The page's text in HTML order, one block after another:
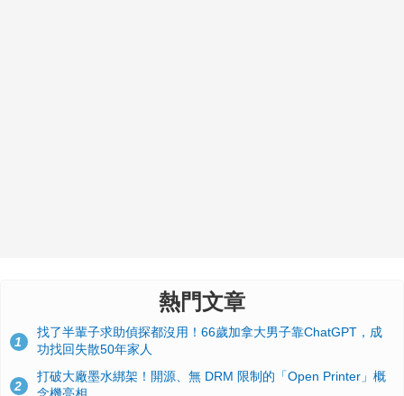
熱門文章
1
找了半輩子求助偵探都沒用！66歲加拿大男子靠ChatGPT，成
功找回失散50年家人
2
打破大廠墨水綁架！開源、無 DRM 限制的「Open Printer」概